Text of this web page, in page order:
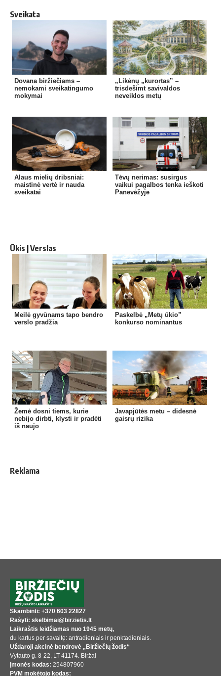
Sveikata
Dovana biržiečiams –
nemokami sveikatingumo
mokymai
„Likėnų „kurortas” –
trisdešimt savivaldos
neveiklos metų
Alaus mielių dribsniai:
maistinė vertė ir nauda
sveikatai
Tėvų nerimas: susirgus
vaikui pagalbos tenka ieškoti
Panevėžyje
Ūkis | Verslas
Meilė gyvūnams tapo bendro
verslo pradžia
Paskelbė „Metų ūkio”
konkurso nominantus
Žemė dosni tiems, kurie
nebijo dirbti, klysti ir pradėti
iš naujo
Javapjūtės metu – didesnė
gaisrų rizika
Reklama
Skambinti: +370 603 22827
Rašyti: skelbimai@birzietis.lt
Laikraštis leidžiamas nuo 1945 metų,
du kartus per savaitę: antradieniais ir penktadieniais.
Uždaroji akcinė bendrovė „Biržiečių žodis“
Vytauto g. 8-22, LT-41174. Biržai
Įmonės kodas: 254807960
PVM mokėtojo kodas: